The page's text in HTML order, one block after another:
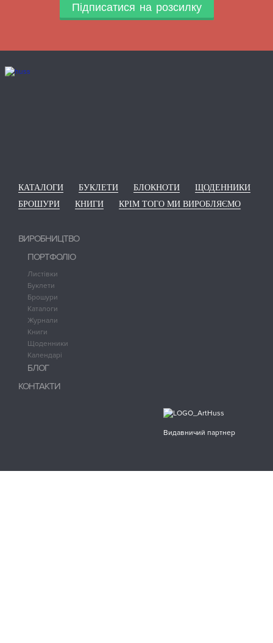
Підписатися на розсилку
КАТАЛОГИ БУКЛЕТИ БЛОКНОТИ
ЩОДЕННИКИ
БРОШУРИ
КНИГИ КРІМ ТОГО МИ ВИРОБЛЯЄМО
ВИРОБНИЦТВО
ПОРТФОЛІО
Листівки
Буклети
Брошури
Каталоги
Журнали
Книги
Щоденники
Календарі
БЛОГ
КОНТАКТИ
Видавничий партнер